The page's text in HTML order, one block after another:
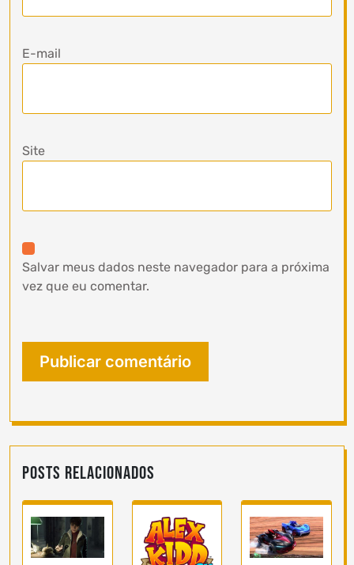
E-mail
Site
Salvar meus dados neste navegador para a próxima
vez que eu comentar.
Posts Relacionados